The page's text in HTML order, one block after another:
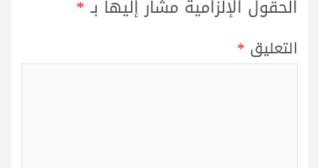
الحقول الإلزامية مشار إليها بـ*
التعليق *